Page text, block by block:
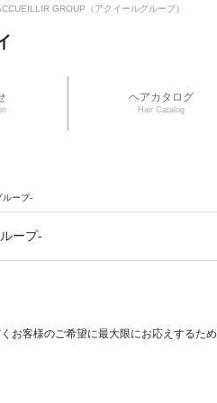
GROUP（アクイールグループ）
ヘアカタログ
Hair Catalog
ループ-
ープ-
お客様のご希望に最大限にお応えするた